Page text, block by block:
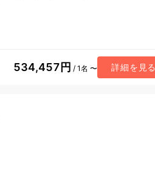
534,457円 / 1名 〜 詳細を見る